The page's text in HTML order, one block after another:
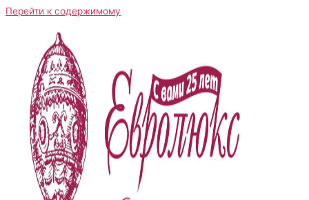
Перейти к содержимому